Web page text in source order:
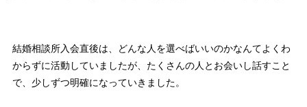
結婚相談所入会直後は、どんな人を選べばいいのかなんてよくわ
からずに活動していましたが、たくさんの人とお会いし話すこと
で、少しずつ明確になっていきました。